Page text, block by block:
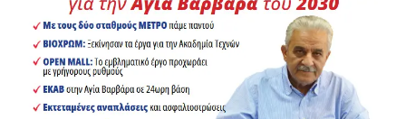
Το καλοκαίρι του 2025, κάτοικοι της Άνω Αγίας Βαρβάρας
είχαν βρεθεί αντιμέτωποι με μια ιδιαίτερα ανησυχητική
κατάσταση. Για αρκετές ημέρες, ένας άνδρας φέρεται να
κινούνταν στην περιοχή, μπαίνοντας σε αυλές και
κατοικίες και προχωρώντας σε κλοπές ή απόπειρες